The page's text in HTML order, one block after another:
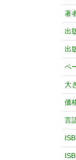
著
出
出
ペ
大
価
言